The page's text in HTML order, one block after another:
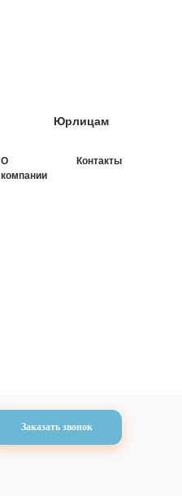
О
компании
Контакты
Заказать звонок
Юрлицам